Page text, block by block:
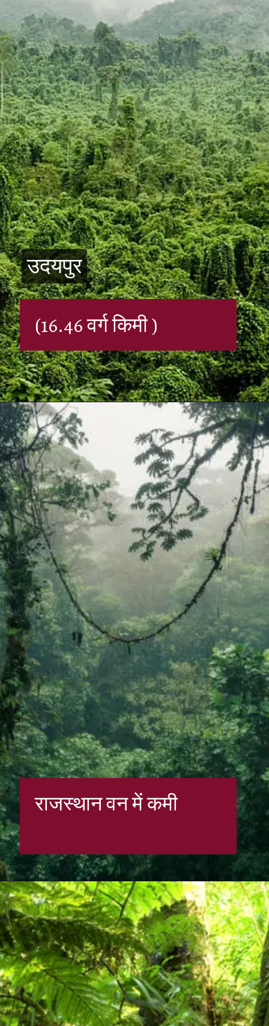
(16.46 वर्ग किमी )
उदयपुर
उदयपुर
राजस्थान वन में कमी